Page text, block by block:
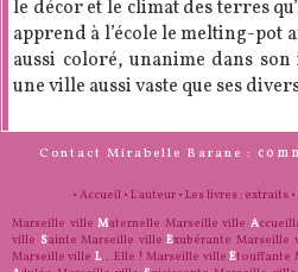
le décor et le climat des terres
apprend à l’école le melting-pot
aussi coloré, unanime dans
une ville aussi vaste que ses
Contact Mirabelle Barane :
• Accueil• L'auteur• Les livres : extraits•
Marseille villeMaternelle Marseille ville A
ville Sainte Marseille villeExubérante Marseille
Marseille ville L...Elle ! Marseille villeEtouffante